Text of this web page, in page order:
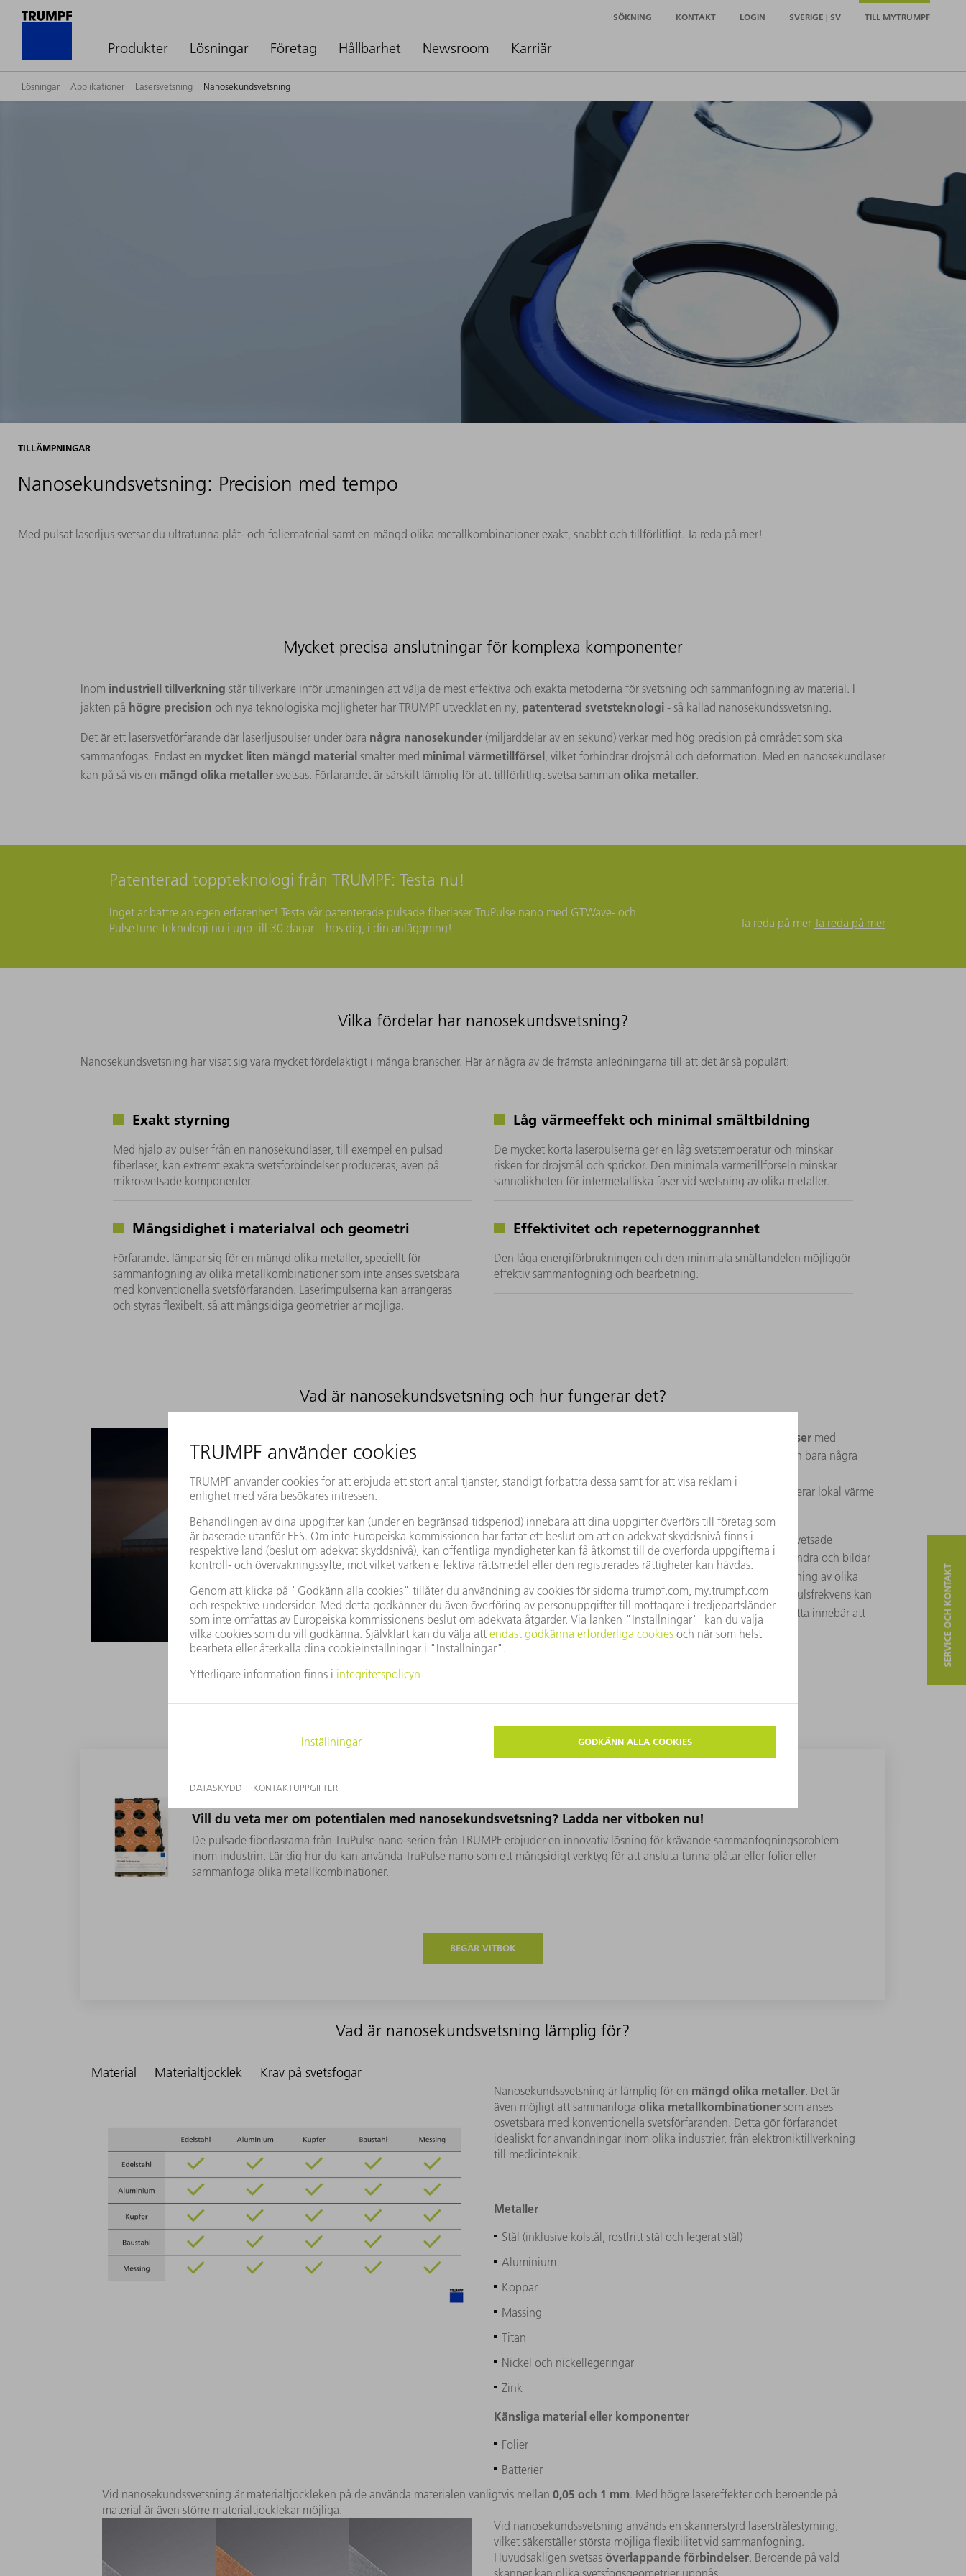
Produkter Lösningar Företag Hållbarhet Newsroom Karriär
SÖKNING KONTAKT LOGIN SVERIGE | SV TILL MYTRUMPF
Lösningar Applikationer Lasersvetsning Nanosekundsvetsning
TILLÄMPNINGAR
Nanosekundsvetsning: Precision med tempo
Med pulsat laserljus svetsar du ultratunna plåt- och foliematerial samt en mängd olika metallkombinationer exakt, snabbt och tillförlitligt. Ta reda på mer!
Mycket precisa anslutningar för komplexa komponenter
Inom industriell tillverkning står tillverkare inför utmaningen att välja de mest effektiva och exakta metoderna för svetsning och sammanfogning av material. I
jakten på högre precision och nya teknologiska möjligheter har TRUMPF utvecklat en ny, patenterad svetsteknologi - så kallad nanosekundssvetsning.
Det är ett lasersvetförfarande där laserljuspulser under bara några nanosekunder (miljarddelar av en sekund) verkar med hög precision på området som ska
sammanfogas. Endast en mycket liten mängd material smälter med minimal värmetillförsel , vilket förhindrar dröjsmål och deformation. Med en nanosekundlaser
kan på så vis en mängd olika metaller svetsas. Förfarandet är särskilt lämplig för att tillförlitligt svetsa samman olika metaller.
Patenterad toppteknologi från TRUMPF: Testa nu!
Inget är bättre än egen erfarenhet! Testa vår patenterade pulsade fiberlaser TruPulse nano med GTWave- och
PulseTune-teknologi nu i upp till 30 dagar – hos dig, i din anläggning!
Ta reda på mer Ta reda på mer
Vilka fördelar har nanosekundsvetsning?
Nanosekundsvetsning har visat sig vara mycket fördelaktigt i många branscher. Här är några av de främsta anledningarna till att det är så populärt:
Exakt styrning
Med hjälp av pulser från en nanosekundlaser, till exempel en pulsad
fiberlaser, kan extremt exakta svetsförbindelser produceras, även på
mikrosvetsade komponenter.
Låg värmeeffekt och minimal smältbildning
De mycket korta laserpulserna ger en låg svetstemperatur och minskar
risken för dröjsmål och sprickor. Den minimala värmetillförseln minskar
sannolikheten för intermetalliska faser vid svetsning av olika metaller.
Mångsidighet i materialval och geometri
Förfarandet lämpar sig för en mängd olika metaller, speciellt för
sammanfogning av olika metallkombinationer som inte anses svetsbara
med konventionella svetsförfaranden. Laserimpulserna kan arrangeras
och styras flexibelt, så att mångsidiga geometrier är möjliga.
Effektivitet och repeternoggrannhet
Den låga energiförbrukningen och den minimala smältandelen möjliggör
effektiv sammanfogning och bearbetning.
Vad är nanosekundsvetsning och hur fungerar det?
mycket korta laserpulser med
pulslängder i nanosekundområdet. En enda laserpuls tränger in bara några
mikrometer i materialet, varför det krävs flera pulser med höga
repetitionsfrekvenser som effektivt borrar in i materialet, genererar lokal värme
Endast en liten mängd smälta bildas, vilket säkerställer att de svetsade
materialen endast blandas minimalt. Snarare trycks de in i varandra och bildar
stark mekanisk koppling
, vilket är särskilt viktigt för svetsning av olika
material som normalt är svåra att sammanfoga. Pulsform och pulsfrekvens kan
styrainträngningsdjupetochstorleken på smältbadet
. Detta innebär att
stora svetsdjup är möjliga med en liten diameter.
Vill du veta mer om potentialen med nanosekundsvetsning? Ladda ner vitboken nu!
De pulsade fiberlasrarna från TruPulse nano-serien från TRUMPF erbjuder en innovativ lösning för krävande sammanfogningsproblem
inom industrin. Lär dig hur du kan använda TruPulse nano som ett mångsidigt verktyg för att ansluta tunna plåtar eller folier eller
sammanfoga olika metallkombinationer.
BEGÄR VITBOK
Vad är nanosekundsvetsning lämplig för?
Material
Nanosekundssvetsning är lämplig för en mängd olika metaller. Det är
även möjligt att sammanfoga olika metallkombinationer som anses
osvetsbara med konventionella svetsförfaranden. Detta gör förfarandet
idealiskt för användningar inom olika industrier, från elektroniktillverkning
till medicinteknik.
Metaller
Stål (inklusive kolstål, rostfritt stål och legerat stål)
Aluminium
Koppar
Mässing
Titan
Nickel och nickellegeringar
Zink
Känsliga material eller komponenter
Folier
Batterier
Materialtjocklek
Vid nanosekundssvetsning är materialtjockleken på de använda materialen vanligtvis mellan 0,05 och 1 mm. Med högre lasereffekter och beroende på
material är även större materialtjocklekar möjliga.
Krav på svetsfogar
Vid nanosekundssvetsning används en skannerstyrd laserstrålestyrning,
vilket säkerställer största möjliga flexibilitet vid sammanfogning.
Huvudsakligen svetsas överlappande förbindelser. Beroende på vald
skanner kan olika svetsfogsgeometrier uppnås.
SERVICE OCH KONTAKT